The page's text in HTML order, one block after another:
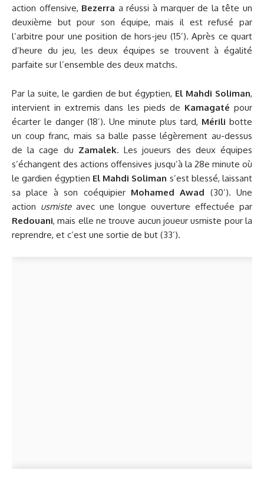
action offensive, Bezerra a réussi à marquer de la tête un
deuxième but pour son équipe, mais il est refusé par
l’arbitre pour une position de hors-jeu (15’). Après ce quart
d’heure du jeu, les deux équipes se trouvent à égalité
parfaite sur l’ensemble des deux matchs.
Par la suite, le gardien de but égyptien, El Mahdi Soliman,
intervient in extremis dans les pieds de Kamagaté pour
écarter le danger (18’). Une minute plus tard, Mérili botte
un coup franc, mais sa balle passe légèrement au-dessus
de la cage du Zamalek. Les joueurs des deux équipes
s’échangent des actions offensives jusqu’à la 28e minute où
le gardien égyptien El Mahdi Soliman s’est blessé, laissant
sa place à son coéquipier Mohamed Awad (30’). Une
action usmisteavec une longue ouverture effectuée par
Redouani, mais elle ne trouve aucun joueur usmiste pour la
reprendre, et c’est une sortie de but (33’).